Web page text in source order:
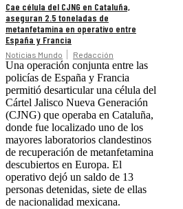
Cae célula del CJNG en Cataluña,
aseguran 2.5 toneladas de
metanfetamina en operativo entre
España y Francia
Noticias Mundo Redacción
Una operación conjunta entre las
policías de España y Francia
permitió desarticular una célula del
Cártel Jalisco Nueva Generación
(CJNG) que operaba en Cataluña,
donde fue localizado uno de los
mayores laboratorios clandestinos
de recuperación de metanfetamina
descubiertos en Europa. El
operativo dejó un saldo de 13
personas detenidas, siete de ellas
de nacionalidad mexicana.